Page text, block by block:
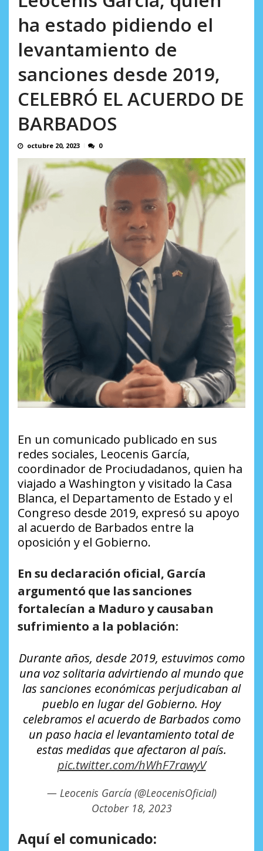
ha estado pidiendo el
levantamiento de
sanciones desde 2019,
CELEBRÓ EL ACUERDO DE
BARBADOS
octubre 20, 2023 0
En un comunicado publicado en sus
redes sociales, Leocenis García,
coordinador de Prociudadanos, quien ha
viajado a Washington y visitado la Casa
Blanca, el Departamento de Estado y el
Congreso desde 2019, expresó su apoyo
al acuerdo de Barbados entre la
oposición y el Gobierno.
En su declaración oficial, García
argumentó que las sanciones
fortalecían a Maduro y causaban
sufrimiento a la población:
Durante años, desde 2019, estuvimos como
una voz solitaria advirtiendo al mundo que
las sanciones económicas perjudicaban al
pueblo en lugar del Gobierno. Hoy
celebramos el acuerdo de Barbados como
un paso hacia el levantamiento total de
estas medidas que afectaron al país.
pic.twitter.com/hWhF7rawyV
— Leocenis García (@LeocenisOficial)
October 18, 2023
Aquí el comunicado: